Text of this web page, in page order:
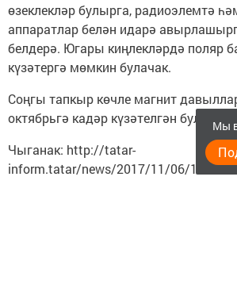
өзеклекләр булырга, радиоэлемтә
аппаратлар белән идарә
белдерә. Югары киңлекләрдә поляр
күзәтергә мөмкин булачак.
Соңгы тапкыр көчле магнит
октябрьгә кадәр күзәтелгән булган.
Чыганак: http://tatar-
inform.tatar/news/2017/11/06/
Мы